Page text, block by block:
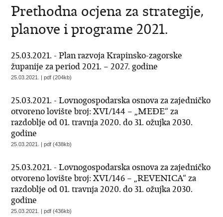
Prethodna ocjena za strategije,
planove i programe 2021.
25.03.2021. - Plan razvoja Krapinsko-zagorske
županije za period 2021. – 2027. godine
25.03.2021. | pdf (204kb)
25.03.2021. - Lovnogospodarska osnova za zajedničko
otvoreno lovište broj: XVI/144 – „MEĐE“ za
razdoblje od 01. travnja 2020. do 31. ožujka 2030.
godine
25.03.2021. | pdf (438kb)
25.03.2021. - Lovnogospodarska osnova za zajedničko
otvoreno lovište broj: XVI/146 – „REVENICA“ za
razdoblje od 01. travnja 2020. do 31. ožujka 2030.
godine
25.03.2021. | pdf (436kb)